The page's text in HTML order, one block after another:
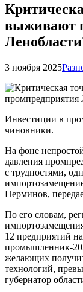
выживают
3 ноября 2025
Инвестиции в
чиновники.
На фоне
давления
с трудностями,
Перминов,
По его словам,
12 предприятий
промышленник-
желающих
технологий,
губернатор